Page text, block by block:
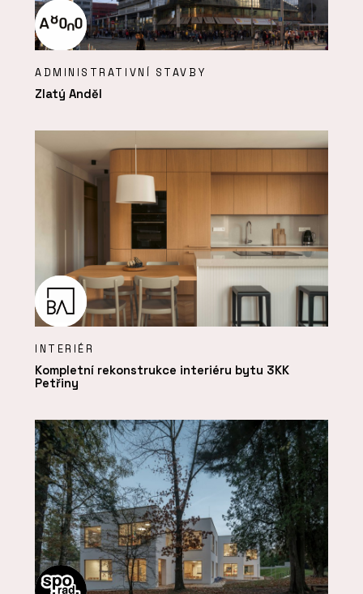
ADMINISTRATIVNÍ STAVBY
Zlatý Anděl
INTERIÉR
Kompletní rekonstrukce interiéru bytu 3KK
Petřiny